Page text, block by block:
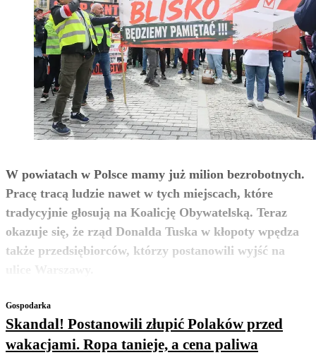
W powiatach w Polsce mamy już milion bezrobotnych.
Pracę tracą ludzie nawet w tych miejscach, które
tradycyjnie głosują na Koalicję Obywatelską. Teraz
okazuje się, że rząd Donalda Tuska w kłopoty wpędza
także przedsiębiorców, którzy postanowili wyjść na
zobacz więcej
Gospodarka
Skandal! Postanowili złupić Polaków przed
wakacjami. Ropa tanieje, a cena paliwa